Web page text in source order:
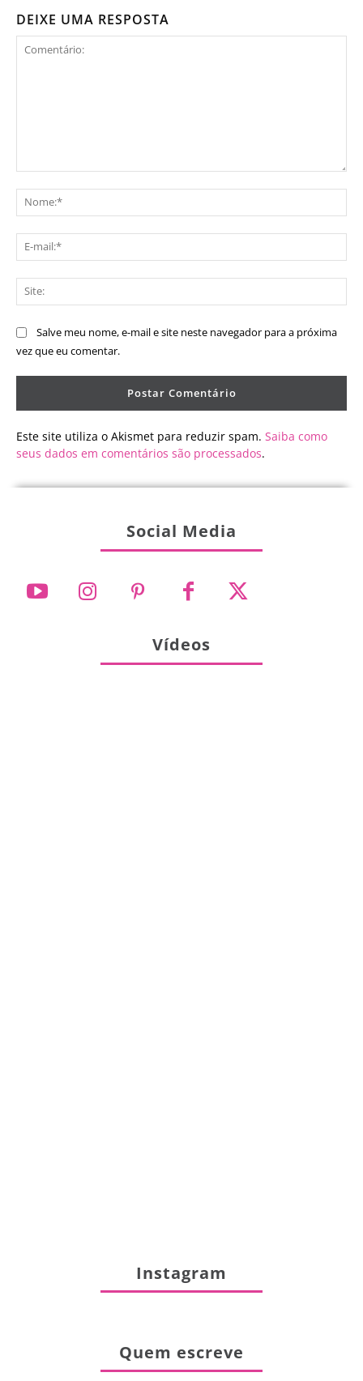
DEIXE UMA RESPOSTA
Salve meu nome, e-mail e site neste navegador para a próxima
vez que eu comentar.
Este site utiliza o Akismet para reduzir spam. Saiba como
seus dados em comentários são processados.
Social Media
Vídeos
Instagram
Quem escreve